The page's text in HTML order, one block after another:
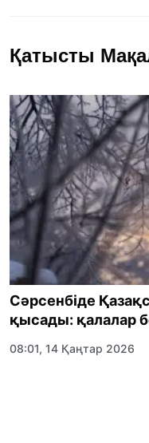
Қатысты
Сәрсенбіде
қысады: қалалар
08:01, 14 Қаңтар 2026